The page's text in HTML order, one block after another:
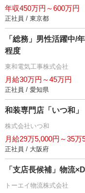
年収450万円～600万円
正社員 / 東京都
「総務」男性活躍中/
程度
東和電気工事株式会社
月給30万円～45万円
正社員 / 愛知県
和装専門店「いつ和
株式会社いつ和
月給29万5,000円～35万
正社員 / 大阪府
「支店長候補」物流
トーエイ物流株式会社